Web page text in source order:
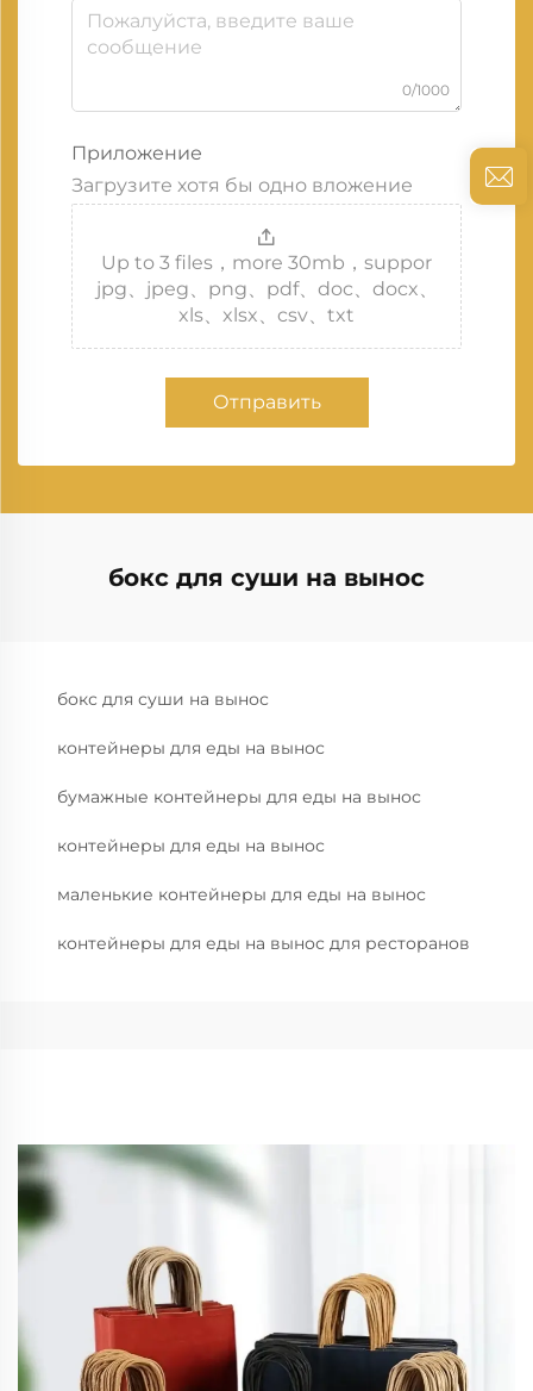
0/1000
Приложение
Загрузите хотя бы одно вложение
Up to 3 files，more 30mb，suppor
jpg、jpeg、png、pdf、doc、docx、
xls、xlsx、csv、txt
Отправить
бокс для суши на вынос
бокс для суши на вынос
контейнеры для еды на вынос
бумажные контейнеры для еды на вынос
контейнеры для еды на вынос
маленькие контейнеры для еды на вынос
контейнеры для еды на вынос для ресторанов